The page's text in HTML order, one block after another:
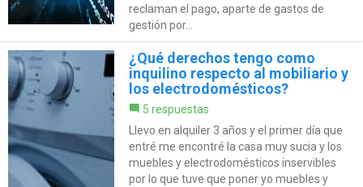
reclaman el pago, aparte de gastos de
gestión por...
¿Qué derechos tengo como
inquilino respecto al mobiliario y
los electrodomésticos?
5 respuestas
Llevo en alquiler 3 años y el primer día que
entré me encontré la casa muy sucia y los
muebles y electrodomésticos inservibles
por lo que tuve que poner yo muebles y